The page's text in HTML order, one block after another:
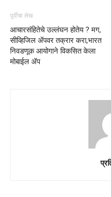
पूर्वीचा लेख
आचारसंहितेचे उल्लंघन होतेय ? मग,
सीव्हिजिल ॲपवर तक्रार करा,भारत
निवडणूक आयोगाने विकसित केला
मोबाईल ॲप